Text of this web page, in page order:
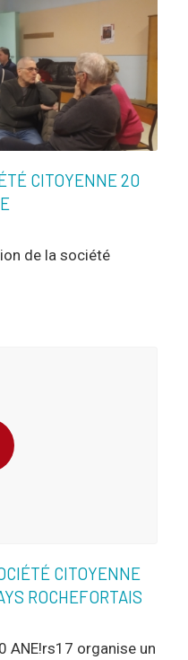
CITOYENNE 20
de la société
CITOYENNE
ROCHEFORTAIS
ANE!rs17 organise un